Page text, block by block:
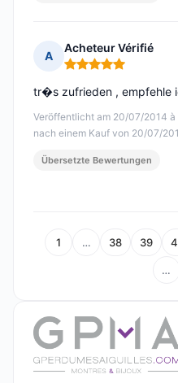
A
Acheteur Vérifié
Hinweis: 5 von 5
Veröffentlicht am 20/07/2014
nach einem Kauf von 20/07/
tr�s zufrieden , empfehle
Übersetzte Bewertungen
1 … 38 39
…